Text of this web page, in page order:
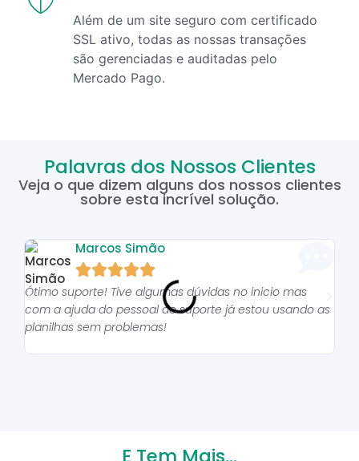
Além de um site seguro com certificado
SSL ativo, todas as nossas transações
são gerenciadas e auditadas pelo
Mercado Pago.
Palavras dos Nossos Clientes
Veja o que dizem alguns dos nossos clientes
sobre esta incrível solução.
Marcos Simão

Ótimo suporte! Tive algumas dúvidas no inicio mas
com a ajuda do pessoal do suporte já estou usando as
planilhas sem problemas!
E Tem Mais...